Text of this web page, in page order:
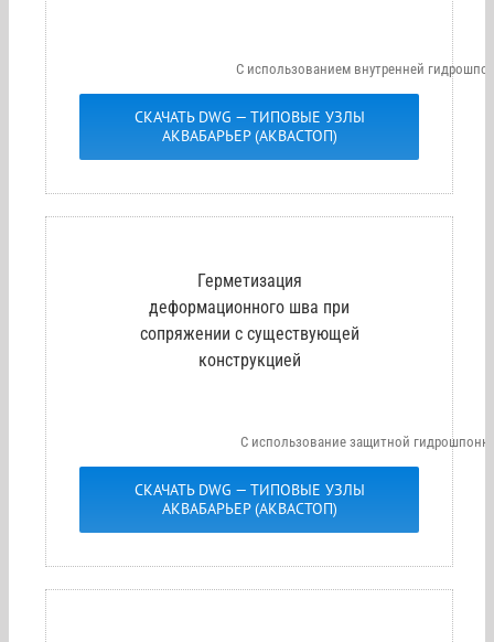
С использованием внутренней
СКАЧАТЬ DWG — ТИПОВЫЕ УЗЛЫ
АКВАБАРЬЕР (АКВАСТОП)
Герметизация
деформационного шва при
сопряжении с существующей
конструкцией
С использование защитной
СКАЧАТЬ DWG — ТИПОВЫЕ УЗЛЫ
АКВАБАРЬЕР (АКВАСТОП)